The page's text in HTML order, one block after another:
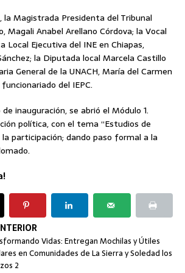
la Magistrada Presidenta del Tribunal
Magali Anabel Arellano Córdova; la Vocal
Local Ejecutiva del INE en Chiapas,
la Diputada local Marcela Castillo
General de la UNACH, María del Carmen
del IEPC.
inauguración, se abrió el Módulo 1.
política, con el tema “Estudios de
participación; dando paso formal a la
Vidas: Entregan Mochilas y Útiles
en Comunidades de La Sierra y Soledad los
2